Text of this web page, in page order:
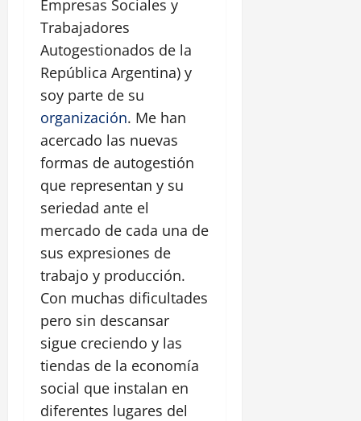
Empresas Sociales y
Trabajadores
Autogestionados de la
República Argentina) y
soy parte de su
organización. Me han
acercado las nuevas
formas de autogestión
que representan y su
seriedad ante el
mercado de cada una de
sus expresiones de
trabajo y producción.
Con muchas dificultades
pero sin descansar
sigue creciendo y las
tiendas de la economía
social que instalan en
diferentes lugares del